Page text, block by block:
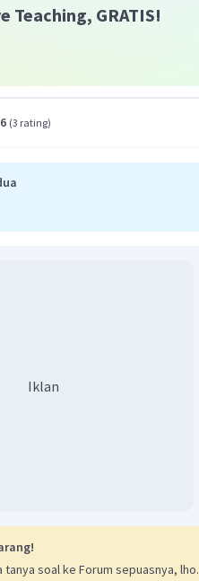
Teaching, GRATIS!
(3 rating)
Iklan
tanya soal ke Forum sepuasnya, lho.